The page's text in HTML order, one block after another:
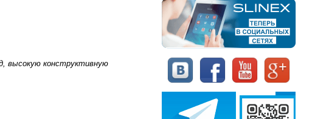
высокую конструктивную